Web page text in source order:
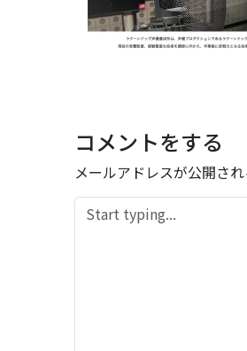
コメントをする
メールアドレスが公開さ